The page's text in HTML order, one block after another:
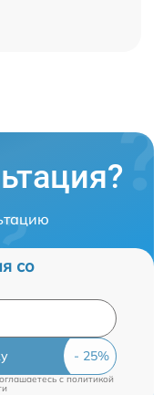
со
cполитикой